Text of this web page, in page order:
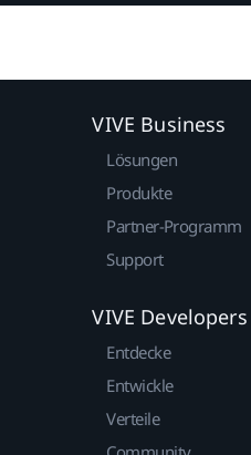
VIVE Business
Lösungen
Produkte
Partner-Programm
Support
VIVE Developers
Entdecke
Entwickle
Verteile